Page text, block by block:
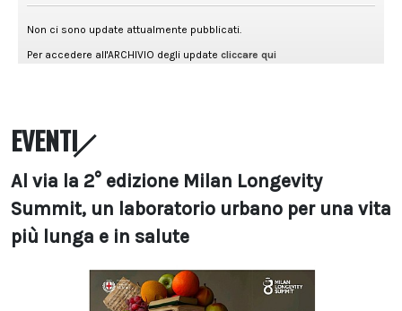
EVENTI
Al via la 2° edizione Milan Longevity
Summit, un laboratorio urbano per una vita
più lunga e in salute